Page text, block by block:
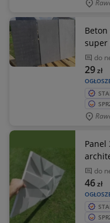
super
do
29zł
Panel
do
46zł